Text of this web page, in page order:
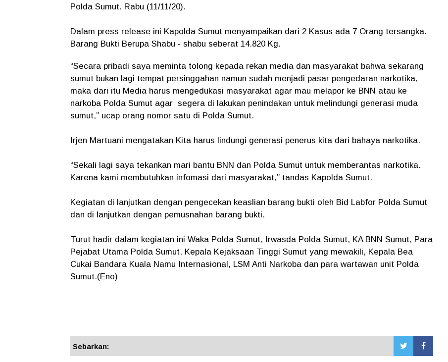
Polda Sumut. Rabu (11/11/20).
Dalam press release ini Kapolda Sumut menyampaikan dari 2 Kasus ada 7 Orang tersangka.
Barang Bukti Berupa Shabu - shabu seberat 14.820 Kg.
“Secara pribadi saya meminta tolong kepada rekan media dan masyarakat bahwa sekarang
sumut bukan lagi tempat persinggahan namun sudah menjadi pasar pengedaran narkotika,
maka dari itu Media harus mengedukasi masyarakat agar mau melapor ke BNN atau ke
narkoba Polda Sumut agar segera di lakukan penindakan untuk melindungi generasi muda
sumut,” ucap orang nomor satu di Polda Sumut.
Irjen Martuani mengatakan Kita harus lindungi generasi penerus kita dari bahaya narkotika.
“Sekali lagi saya tekankan mari bantu BNN dan Polda Sumut untuk memberantas narkotika.
Karena kami membutuhkan infomasi dari masyarakat,” tandas Kapolda Sumut.
Kegiatan di lanjutkan dengan pengecekan keaslian barang bukti oleh Bid Labfor Polda Sumut
dan di lanjutkan dengan pemusnahan barang bukti.
Turut hadir dalam kegiatan ini Waka Polda Sumut, Irwasda Polda Sumut, KA BNN Sumut, Para
Pejabat Utama Polda Sumut, Kepala Kejaksaan Tinggi Sumut yang mewakili, Kepala Bea
Cukai Bandara Kuala Namu Internasional, LSM Anti Narkoba dan para wartawan unit Polda
Sumut.(Eno)
Sebarkan: